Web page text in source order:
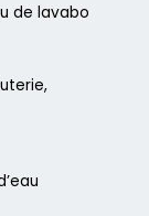
de lavabo